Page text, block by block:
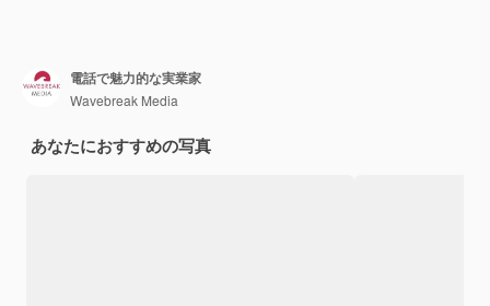
電話で魅力的な実業家
Wavebreak Media
あなたにおすすめの写真